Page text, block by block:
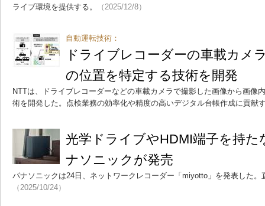
ライブ環境を提供する。
（2025/12/8）
自動運転技術：
ドライブレコーダーの車載カメ
の位置を特定する技術を開発
NTTは、ドライブレコーダーなどの車載カメラで撮影した画像から画像
術を開発した。点検業務の効率化や精度の高いデジタル台帳作成に貢献
光学ドライブやHDMI端子を持
ナソニックが発売
パナソニックは24日、ネットワークレコーダー「miyotto」を発表した。
（2025/10/24）